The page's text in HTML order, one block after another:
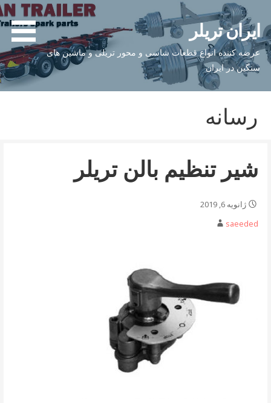
به
محتواایران تریلر
عرضه کننده انواع قطعات شاسی و محور تریلی و ماشین های
سنگین در ایران
رسانه
شیر تنظیم بالن تریلر
ژانویه 6, 2019
saeeded